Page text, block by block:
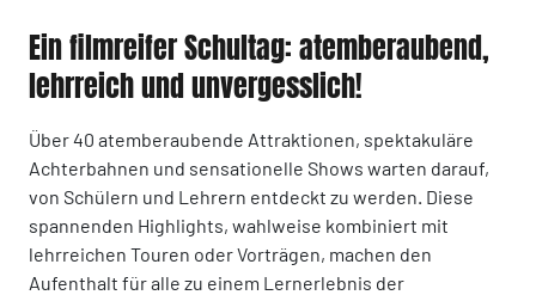
Ein filmreifer Schultag: atemberaubend,
lehrreich und unvergesslich!
Über 40 atemberaubende Attraktionen, spektakuläre
Achterbahnen und sensationelle Shows warten darauf,
von Schülern und Lehrern entdeckt zu werden. Diese
spannenden Highlights, wahlweise kombiniert mit
lehrreichen Touren oder Vorträgen, machen den
Aufenthalt für alle zu einem Lernerlebnis der